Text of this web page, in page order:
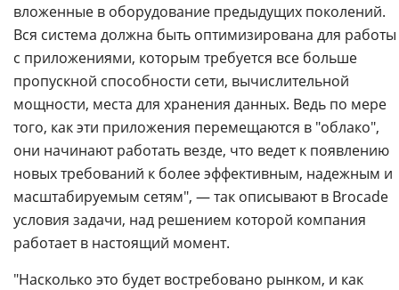
вложенные в оборудование предыдущих поколений.
Вся система должна быть оптимизирована для работы
с приложениями, которым требуется все больше
пропускной способности сети, вычислительной
мощности, места для хранения данных. Ведь по мере
того, как эти приложения перемещаются в "облако",
они начинают работать везде, что ведет к появлению
новых требований к более эффективным, надежным и
масштабируемым сетям", — так описывают в Brocade
условия задачи, над решением которой компания
работает в настоящий момент.
"Насколько это будет востребовано рынком, и как